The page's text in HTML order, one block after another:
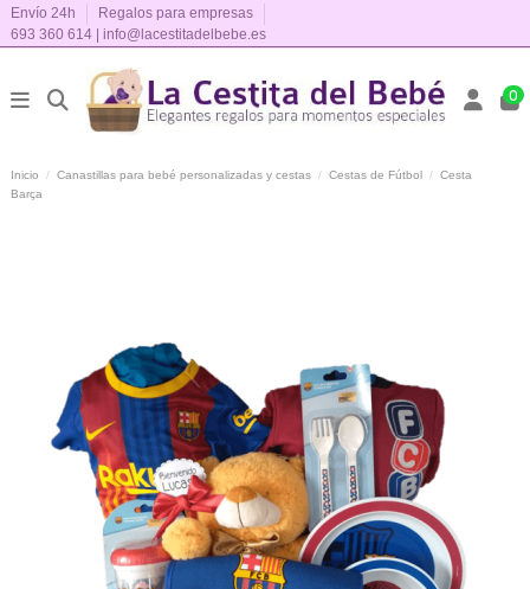
Envío 24h
Regalos para empresas
693 360 614 | info@lacestitadelbebe.es
0
Inicio Canastillas para bebé personalizadas y cestas Cestas de Fútbol
Cesta
Barça